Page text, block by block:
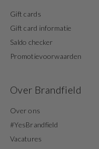
Gift cards
Gift card informatie
Saldo checker
Promotievoorwaarden
Over Brandfield
Over ons
#YesBrandfield
Vacatures